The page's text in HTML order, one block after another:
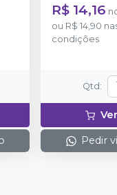
R$ 14,16
ou R$ 14,90
condições
Qtd :
Pedir